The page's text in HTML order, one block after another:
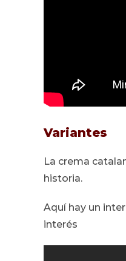
Variantes
La crema
historia.
Aquí hay un
interés